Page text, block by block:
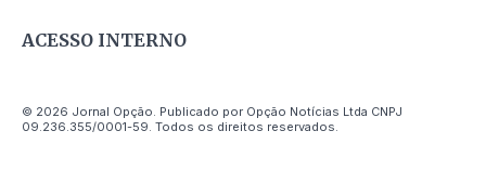
ACESSO INTERNO
© 2026 Jornal Opção. Publicado por Opção Notícias Ltda CNPJ
09.236.355/0001-59. Todos os direitos reservados.